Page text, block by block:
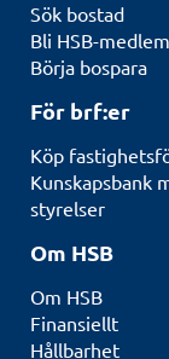
Sök bostad
Bli HSB-medlem
Börja bospara
För brf:er
Köp
Kunskapsbank
styrelser
Om HSB
Om HSB
Finansiellt
Hållbarhet